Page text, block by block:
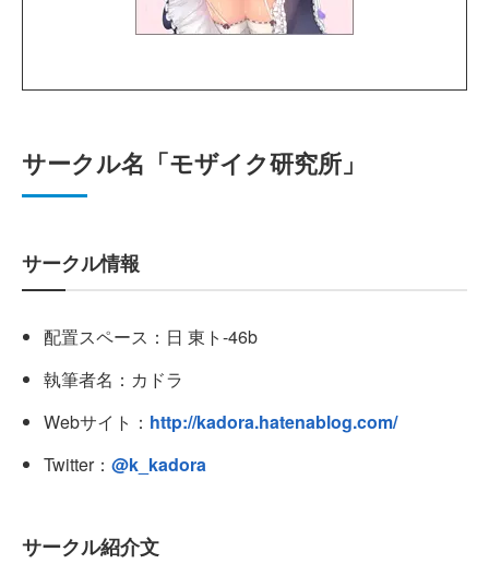
サークル名「モザイク研究所」
サークル情報
配置スペース：日 東ト-46b
執筆者名：カドラ
Webサイト： http://kadora.hatenablog.com/
Twitter： @k_kadora
サークル紹介文